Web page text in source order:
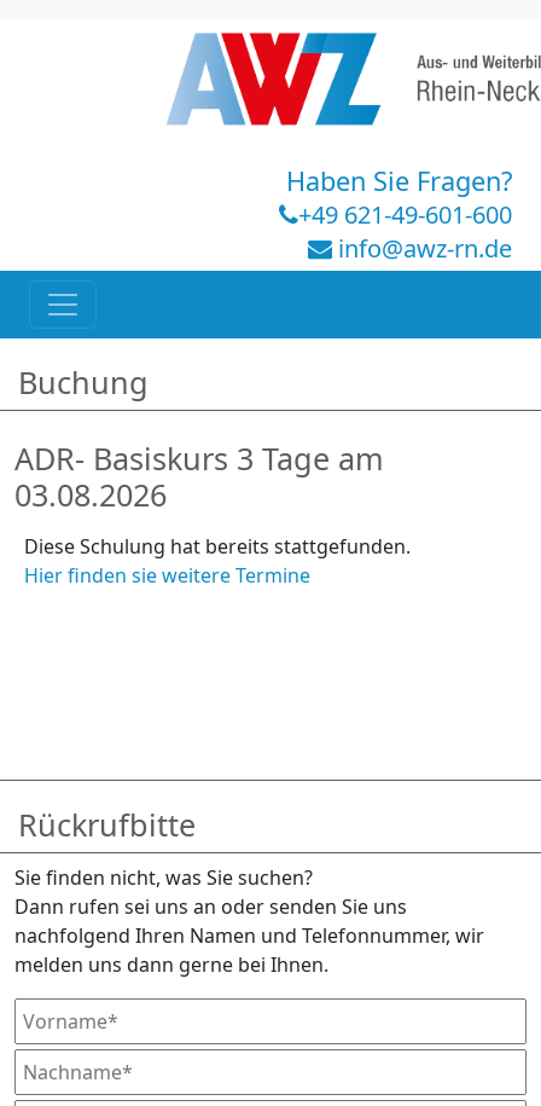
Haben Sie Fragen?
+49 621-49-601-600
info@awz-rn.de
Buchung
ADR- Basiskurs 3 Tage am
03.08.2026
Diese Schulung hat bereits stattgefunden.
Hier finden sie weitere Termine
Rückrufbitte
Sie finden nicht, was Sie suchen?
Dann rufen sei uns an oder senden Sie uns
nachfolgend Ihren Namen und Telefonnummer, wir
melden uns dann gerne bei Ihnen.